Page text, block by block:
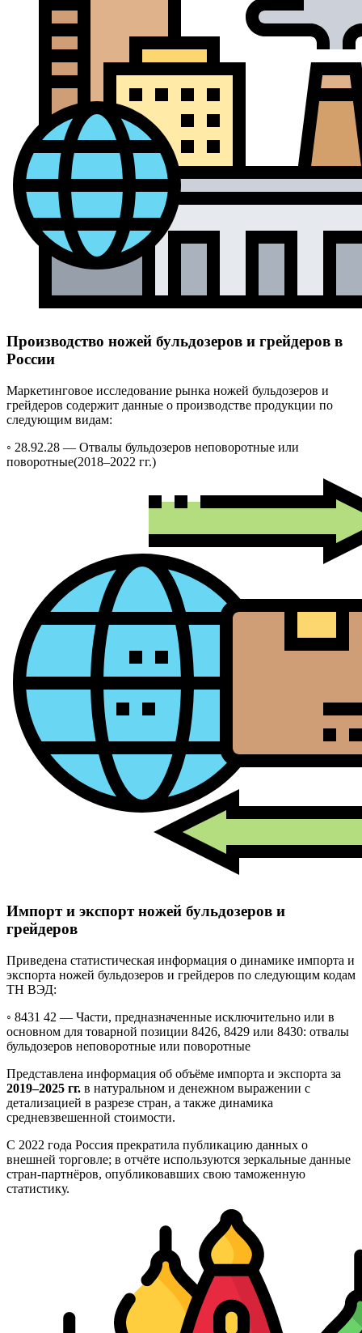
Производство ножей бульдозеров и грейдеров в
России
Маркетинговое исследование рынка ножей бульдозеров и
грейдеров содержит данные о производстве продукции по
следующим видам:
◦ 28.92.28 — Отвалы бульдозеров неповоротные или
поворотные(2018–2022 гг.)
Импорт и экспорт ножей бульдозеров и
грейдеров
Приведена статистическая информация о динамике импорта и
экспорта ножей бульдозеров и грейдеров по следующим кодам
ТН ВЭД:
◦ 8431 42 — Части, предназначенные исключительно или в
основном для товарной позиции 8426, 8429 или 8430: отвалы
бульдозеров неповоротные или поворотные
Представлена информация об объёме импорта и экспорта за
2019–2025 гг. в натуральном и денежном выражении с
детализацией в разрезе стран, а также динамика
средневзвешенной стоимости.
С 2022 года Россия прекратила публикацию данных о
внешней торговле; в отчёте используются зеркальные данные
стран-партнёров, опубликовавших свою таможенную
статистику.